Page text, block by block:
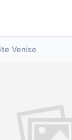
Venise